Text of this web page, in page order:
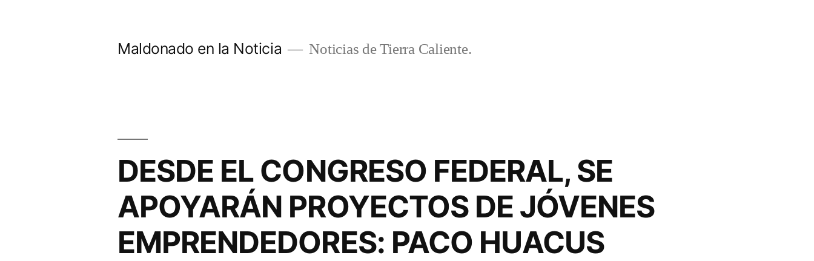
Maldonado en la Noticia Noticias de Tierra Caliente.
DESDE EL CONGRESO FEDERAL, SE
APOYARÁN PROYECTOS DE JÓVENES
EMPRENDEDORES: PACO HUACUS